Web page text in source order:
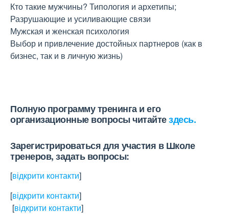
Кто такие мужчины? Типология и архетипы;
Разрушающие и усиливающие связи
Мужская и женская психология
Выбор и привлечение достойных партнеров (как в
бизнес, так и в личную жизнь)
Полную программу тренинга и его
организационные вопросы читайтездесь.
Зарегистрироваться для участия в Школе
тренеров, задать вопросы:
[відкрити контакти]
[відкрити контакти]
[відкрити контакти]